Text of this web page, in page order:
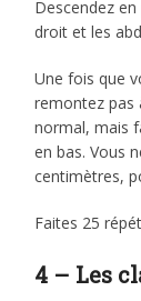
Descendez
droit et les
Une fois que
remontez pas
normal, mais
en bas. Vous
centimètres,
Faites 25
4 – Les